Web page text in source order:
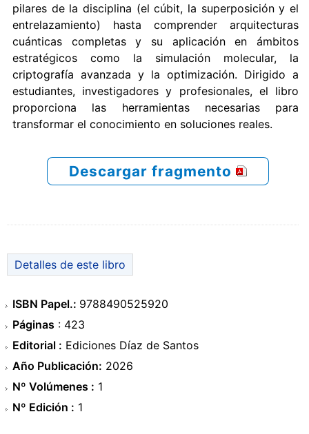
pilares de la disciplina (el cúbit, la superposición y el
entrelazamiento) hasta comprender arquitecturas
cuánticas completas y su aplicación en ámbitos
estratégicos como la simulación molecular, la
criptografía avanzada y la optimización. Dirigido a
estudiantes, investigadores y profesionales, el libro
proporciona las herramientas necesarias para
transformar el conocimiento en soluciones reales.
Descargar fragmento
Detalles de este libro
ISBN Papel.: 9788490525920
Páginas : 423
Editorial : Ediciones Díaz de Santos
Año Publicación: 2026
Nº Volúmenes : 1
Nº Edición : 1